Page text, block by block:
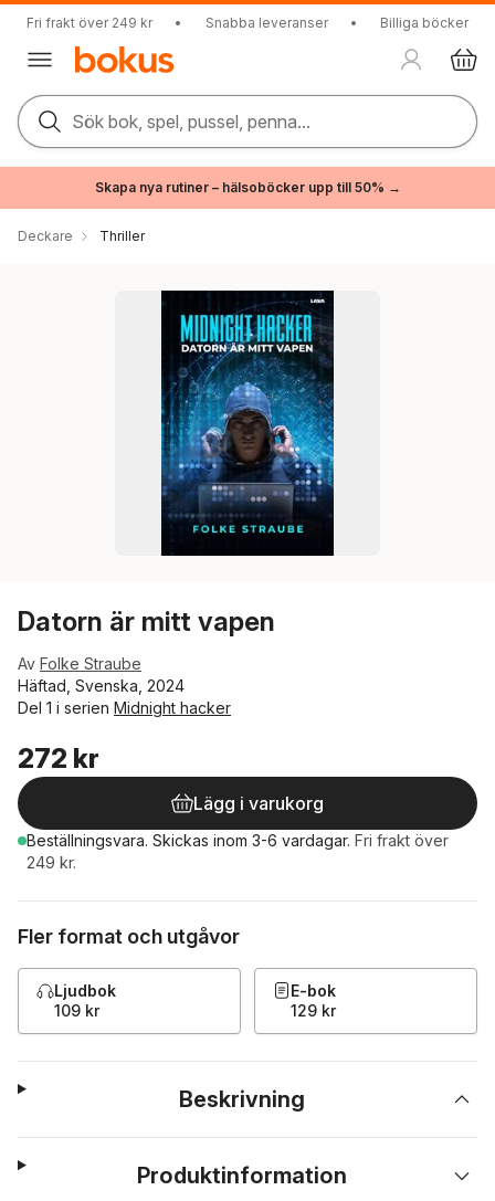
Fri frakt över 249 kr • Snabba leveranser • Billiga böcker
Sök bok, spel, pussel, penna...
Skapa nya rutiner – hälsoböcker upp till 50% →
Deckare Thriller
Datorn är mitt vapen
Av Folke Straube
Häftad, Svenska, 2024
Del 1 i serien Midnight hacker
272 kr
Lägg i varukorg
Beställningsvara. Skickas inom 3-6 vardagar. Fri frakt över
249 kr.
Fler format och utgåvor
Ljudbok
109 kr
E-bok
129 kr
Beskrivning
Produktinformation